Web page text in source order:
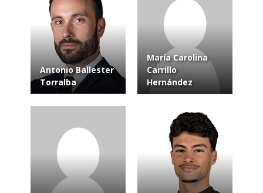
Antonio Ballester
Torralba
María Carolina
Carrillo
Hernández